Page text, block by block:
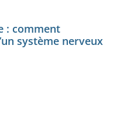
: comment
système nerveux